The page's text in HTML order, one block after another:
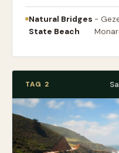
Natural Bridges
State Beach
-
TAG 2